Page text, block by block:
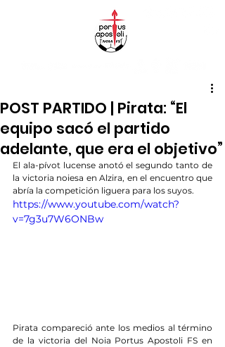
POST PARTIDO | Pirata: “El
equipo sacó el partido
adelante, que era el objetivo”
El ala-pívot lucense anotó el segundo tanto de
la victoria noiesa en Alzira, en el encuentro que
abría la competición liguera para los suyos.
https://www.youtube.com/watch?
v=7g3u7W6ONBw
Pirata compareció ante los medios al término
de la victoria del Noia Portus Apostoli FS en